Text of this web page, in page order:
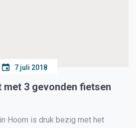
7 juli 2018
3 gevonden fietsen
Hoorn is druk bezig met het